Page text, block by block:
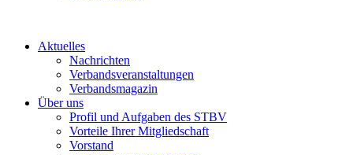
Aktuelles
Nachrichten
Verbandsveranstaltungen
Verbandsmagazin
Über uns
Profil und Aufgaben des STBV
Vorteile Ihrer Mitgliedschaft
Vorstand